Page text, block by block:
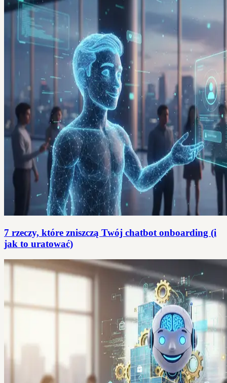
7 rzeczy, które zniszczą Twój chatbot onboarding (i
jak to uratować)